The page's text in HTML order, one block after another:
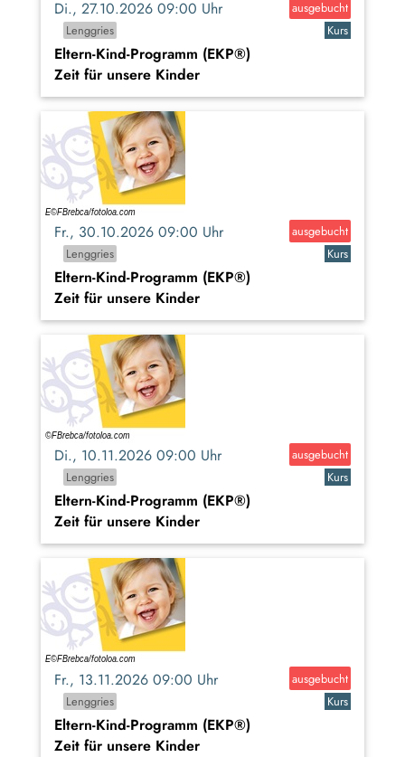
Di., 27.10.2026 09:00 Uhr
ausgebucht
Lenggries
Kurs
Eltern-Kind-Programm (EKP®)
Zeit für unsere Kinder
Fr., 30.10.2026 09:00 Uhr
ausgebucht
Lenggries
Kurs
Eltern-Kind-Programm (EKP®)
Zeit für unsere Kinder
Di., 10.11.2026 09:00 Uhr
ausgebucht
Lenggries
Kurs
Eltern-Kind-Programm (EKP®)
Zeit für unsere Kinder
Fr., 13.11.2026 09:00 Uhr
ausgebucht
Lenggries
Kurs
Eltern-Kind-Programm (EKP®)
Zeit für unsere Kinder